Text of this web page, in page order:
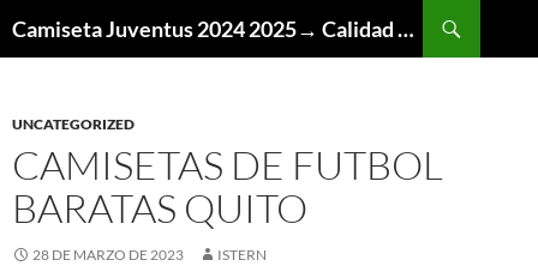
Camiseta Juventus 2024 2025→ Calidad Thai AAA
UNCATEGORIZED
CAMISETAS DE FUTBOL
BARATAS QUITO
28 DE MARZO DE 2023 ISTERN